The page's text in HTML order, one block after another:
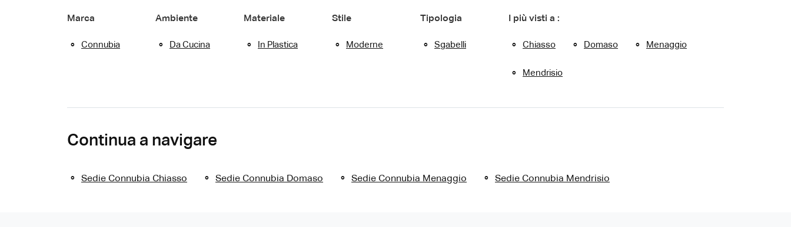
Marca
Connubia
Ambiente
Da Cucina
Materiale
In Plastica
Stile
Moderne
Tipologia
Sgabelli
I più visti a :
Chiasso Domaso Menaggio
Mendrisio
Continua a navigare
Sedie Connubia Chiasso Sedie Connubia Domaso Sedie Connubia Menaggio Sedie Connubia Mendrisio